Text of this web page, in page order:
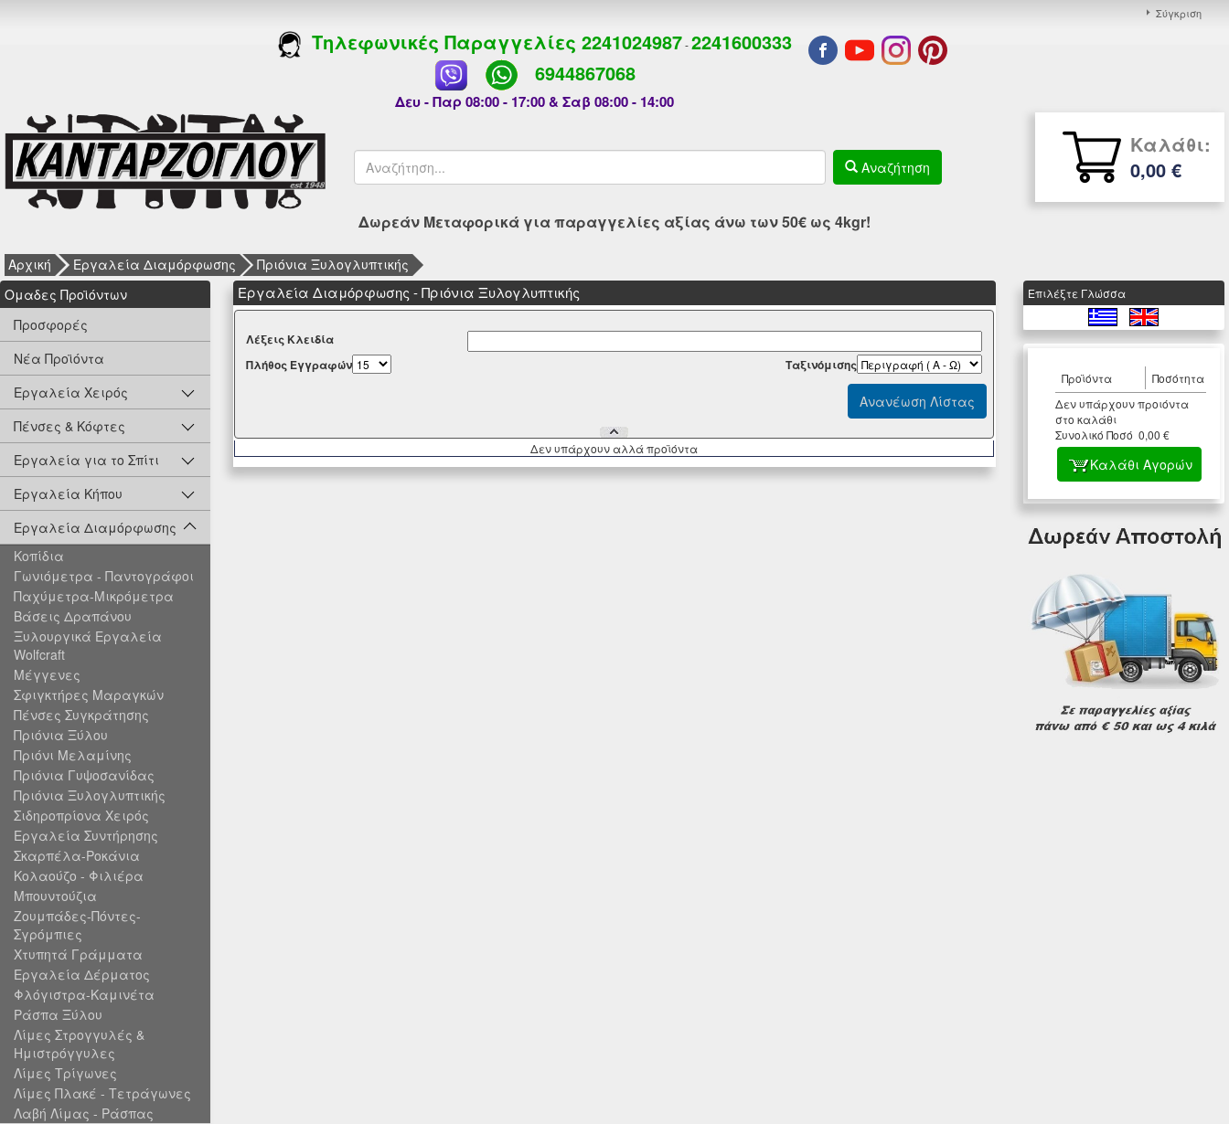
Σύγκριση
Τηλεφωνικές Παραγγελίες 2241024987-2241600333
6944867068
Δευ - Παρ 08:00 - 17:00 & Σαβ 08:00 - 14:00
Αναζήτηση
Καλάθι:
0,00 €
Δωρεάν Μεταφορικά για παραγγελίες αξίας άνω των 50€ ως 4kgr!
Αρχική Εργαλεία Διαμόρφωσης
Πριόνια Ξυλογλυπτικής
Oμαδες Προϊόντων
Προσφορές
Νέα Προϊόντα
Εργαλεία Χειρός
Πένσες & Κόφτες
Εργαλεία για το Σπίτι
Εργαλεία Κήπου
Εργαλεία Διαμόρφωσης
Κοπίδια
Γωνιόμετρα - Παντογράφοι
Παχύμετρα-Μικρόμετρα
Βάσεις Δραπάνου
Ξυλουργικά Εργαλεία
Wolfcraft
Μέγγενες
Σφιγκτήρες Μαραγκών
Πένσες Συγκράτησης
Πριόνια Ξύλου
Πριόνι Μελαμίνης
Πριόνια Γυψοσανίδας
Πριόνια Ξυλογλυπτικής
Σιδηροπρίονα Χειρός
Εργαλεία Συντήρησης
Σκαρπέλα-Ροκάνια
Κολαούζο - Φιλιέρα
Μπουντούζια
Ζουμπάδες-Πόντες-
Σγρόμπιες
Χτυπητά Γράμματα
Εργαλεία Δέρματος
Φλόγιστρα-Καμινέτα
Ράσπα Ξύλου
Λίμες Στρογγυλές &
Ημιστρόγγυλες
Λίμες Τρίγωνες
Λίμες Πλακέ - Τετράγωνες
Λαβή Λίμας - Ράσπας
Εργαλεία Διαμόρφωσης - Πριόνια Ξυλογλυπτικής
Λέξεις Κλειδία
Πλήθος Εγγραφών
Tαξινόμισης
Δεν υπάρχουν αλλά πρoϊόντα
Eπιλέξτε Γλώσσα
Προϊόντα
Ποσότητα
Δεν υπάρχουν προιόντα
στο καλάθι
Συνολικό Ποσό 0,00 €
Καλάθι Αγορών